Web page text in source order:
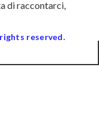
di raccontarci,
reserved.